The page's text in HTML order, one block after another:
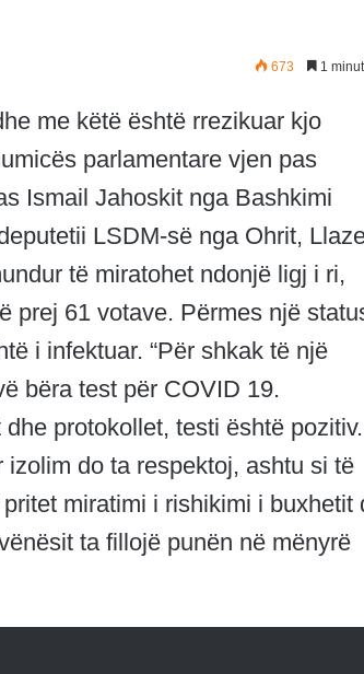
673 1
me këtë është rrezikuar kjo
parlamentare vjen pas
Ismail Jahoskit nga Bashkimi
LSDM-së nga Ohrit,
të miratohet ndonjë ligj i ri,
prej 61 votave. Përmes një
i infektuar. “Për shkak të një
bëra test për COVID 19.
protokollet, testi është pozitiv.
do ta respektoj, ashtu si të
miratimi i rishikimi i buxhetit
ta fillojë punën në mënyrë